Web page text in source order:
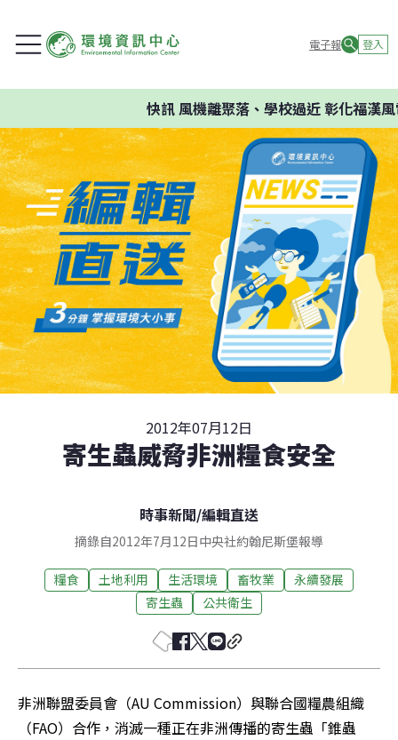
電子報 登入
快訊風機離聚落、學校過近 彰化福漢風
2012年07月12日
寄生蟲威脅非洲糧食安全
時事新聞/編輯直送
摘錄自2012年7月12日中央社約翰尼斯堡報導
糧食 土地利用 生活環境 畜牧業
永續發展
寄生蟲
公共衛生
非洲聯盟委員會（AU Commission）與聯合國糧農組織
（FAO）合作，消滅一種正在非洲傳播的寄生蟲「錐蟲